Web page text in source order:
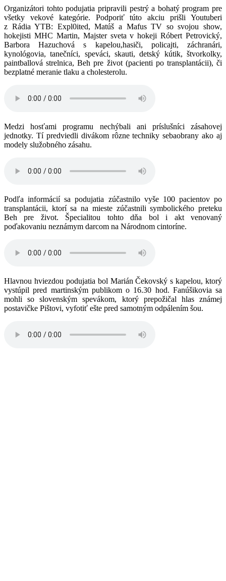
Organizátori tohto podujatia pripravili pestrý a bohatý program pre
všetky vekové kategórie. Podporiť túto akciu prišli Youtuberi
z Rádia YTB: Expl0ited, Matúš a Mafus TV so svojou show,
hokejisti MHC Martin, Majster sveta v hokeji Róbert Petrovický,
Barbora Hazuchová s kapelou,hasiči, policajti, záchranári,
kynológovia, tanečníci, speváci, skauti, detský kútik, štvorkolky,
paintballová strelnica, Beh pre život (pacienti po transplantácii), či
bezplatné meranie tlaku a cholesterolu.
Medzi hosťami programu nechýbali ani príslušníci zásahovej
jednotky. Tí predviedli divákom rôzne techniky sebaobrany ako aj
modely služobného zásahu.
Podľa informácií sa podujatia zúčastnilo vyše 100 pacientov po
transplantácii, ktorí sa na mieste zúčastnili symbolického preteku
Beh pre život. Špecialitou tohto dňa bol i akt venovaný
poďakovaniu neznámym darcom na Národnom cintoríne.
Hlavnou hviezdou podujatia bol Marián Čekovský s kapelou, ktorý
vystúpil pred martinským publikom o 16.30 hod. Fanúšikovia sa
mohli so slovenským spevákom, ktorý prepožičal hlas známej
postavičke Pištovi, vyfotiť ešte pred samotným odpálením šou.